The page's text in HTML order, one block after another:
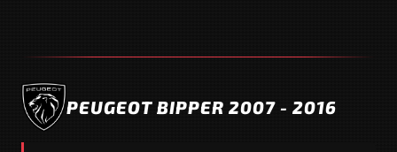
PEUGEOT BIPPER 2007 - 2016